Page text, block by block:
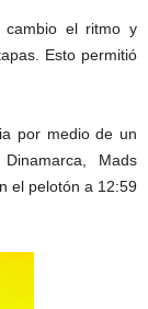
el ritmo y
Esto permitió
por medio de un
Mads
el pelotón a 12:59